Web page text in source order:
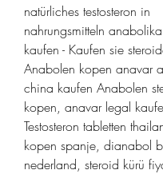
natürliches testosteron in
nahrungsmitteln
kaufen - Kaufen sie
Anabolen kopen anavar
china kaufen Anabolen
kopen, anavar legal
Testosteron tabletten
kopen spanje, dianabol
nederland, steroid kürü